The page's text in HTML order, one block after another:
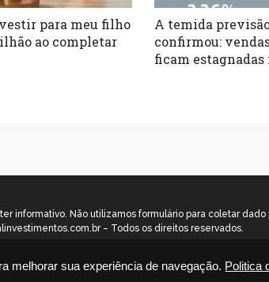
melhorar sua experiência de navegação. Politica
para meu filho
ao completar
A temida
confirmou:
ficam estagnadas
informativo. Não utilizamos formulário para coletar
– Todos os direitos reservados.
|Termos de Uso|Política de Privacidade